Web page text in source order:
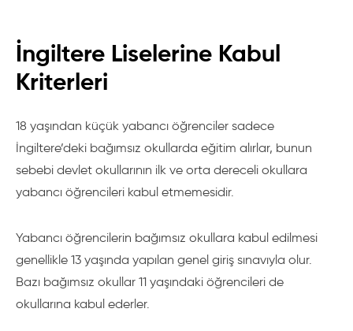
Bağımsız Okullar Bilgi Servisi
Information Service-SIS)
resmi bilgi merkezidir. Bu kurum okullar, aileler ve
İngiltere Liselerine Kabul
Kriterleri
18 yaşından küçük yabancı öğrenciler sadece
İngiltere’deki bağımsız okullarda eğitim alırlar, bunun
sebebi devlet okullarının ilk ve orta dereceli okullara
yabancı öğrencileri kabul etmemesidir.
Yabancı öğrencilerin bağımsız okullara kabul edilmesi
genellikle 13 yaşında yapılan genel giriş sınavıyla olur.
Bazı bağımsız okullar 11 yaşındaki öğrencileri de
okullarına kabul ederler.